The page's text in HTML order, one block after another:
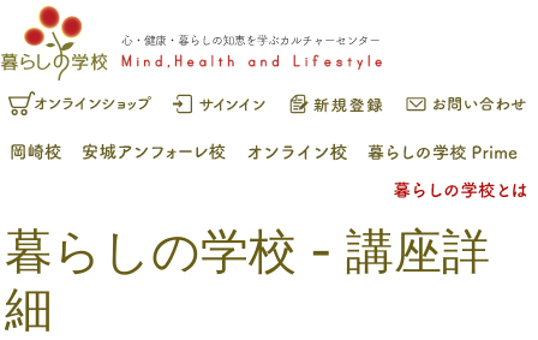
暮らしの学校 - 講座詳
細